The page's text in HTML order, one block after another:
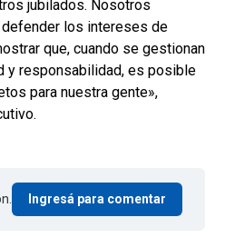
jubilados. Nosotros
los intereses de
que, cuando se gestionan
y responsabilidad, es posible
para nuestra gente»,
Ingresá para comentar